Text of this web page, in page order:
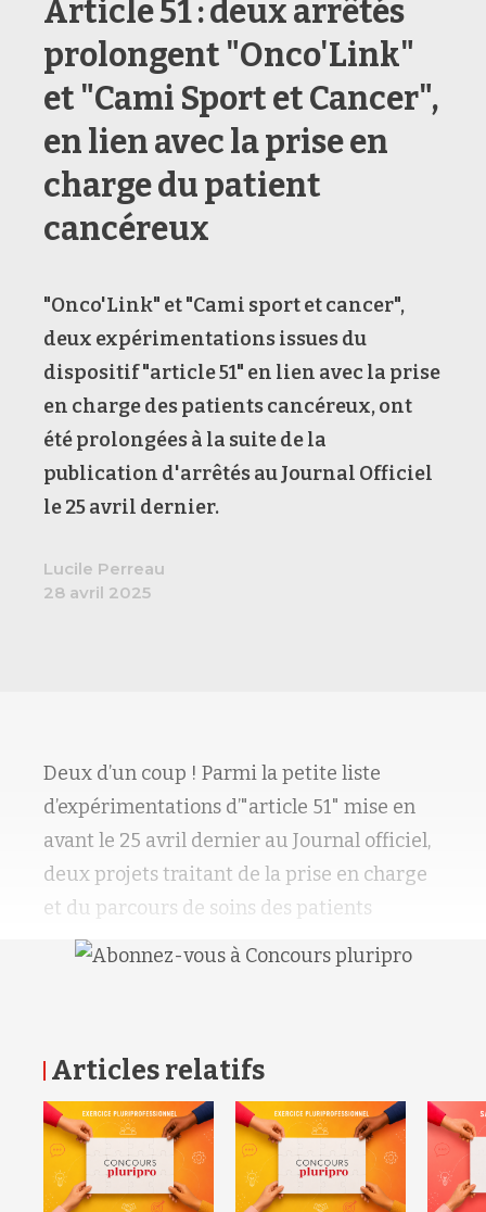
Article 51 : deux arrêtés
prolongent "Onco'Link"
et "Cami Sport et Cancer",
en lien avec la prise en
charge du patient
cancéreux
"Onco'Link" et "Cami sport et cancer",
deux expérimentations issues du
dispositif "article 51" en lien avec la prise
en charge des patients cancéreux, ont
été prolongées à la suite de la
publication d'arrêtés au Journal Officiel
le 25 avril dernier.
Lucile Perreau
28 avril 2025
Deux d’un coup ! Parmi la petite liste
d’expérimentations d’"article 51" mise en
avant le 25 avril dernier au Journal officiel,
deux projets traitant de la prise en charge
et du parcours de soins des patients
Articles relatifs RETOUR HAUT DE PAGE